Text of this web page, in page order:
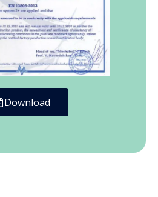
Download